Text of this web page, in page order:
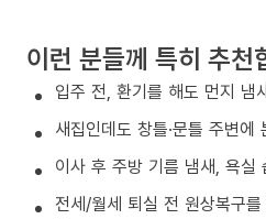
이런 분들께 특히 추천
입주 전, 환기를 해도 먼지 냄
새집인데도 창틀·문틀 주변
이사 후 주방 기름 냄새, 욕실
전세/월세 퇴실 전 원상복구